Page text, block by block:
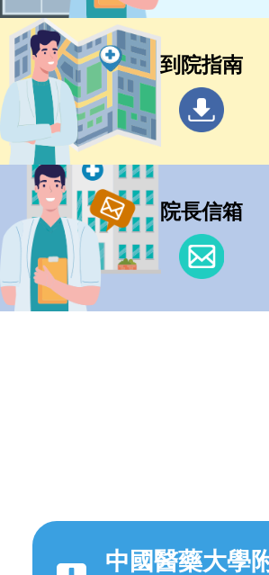
到院指南
院長信箱
中國醫藥大學